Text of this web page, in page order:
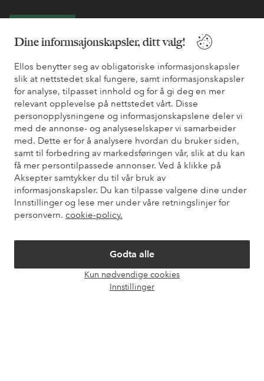
Dine informsajonskapsler, ditt valg!
Ellos benytter seg av obligatoriske informasjonskapsler
slik at nettstedet skal fungere, samt informasjonskapsler
for analyse, tilpasset innhold og for å gi deg en mer
relevant opplevelse på nettstedet vårt. Disse
personopplysningene og informasjonskapslene deler vi
med de annonse- og analyseselskaper vi samarbeider
med. Dette er for å analysere hvordan du bruker siden,
samt til forbedring av markedsføringen vår, slik at du kan
få mer persontilpassede annonser. Ved å klikke på
Aksepter samtykker du til vår bruk av
informasjonskapsler. Du kan tilpasse valgene dine under
Innstillinger og lese mer under våre retningslinjer for
personvern. cookie-policy.
Godta alle
Kun nødvendige cookies
Innstillinger
Trenger du hjelp?
Du finner svar på de vanligste spørsmålene i vår FAQ. Du finner
også informasjon om hvordan du kan kontakte oss.
Kundeservice Bestilling Betalingsmåte
Mine sider
Om Ellos